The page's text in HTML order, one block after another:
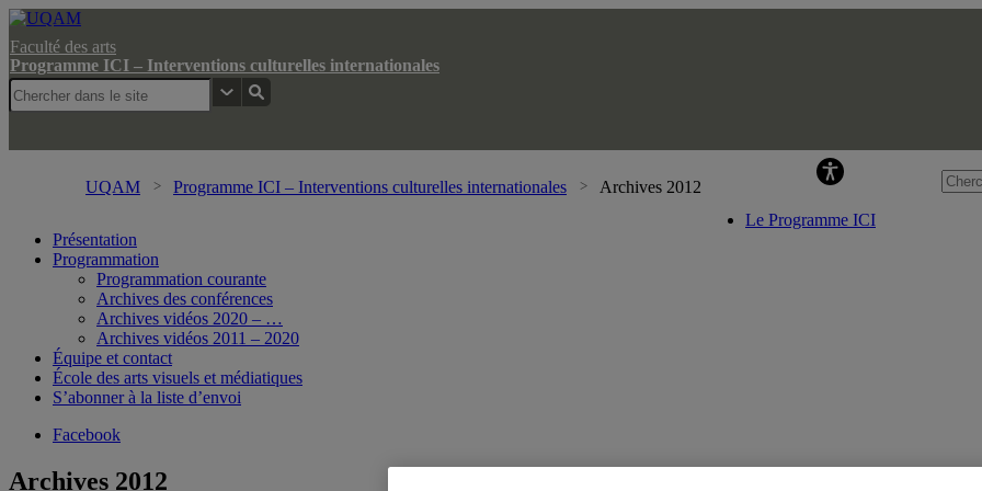
Faculté des arts
Programme ICI – Interventions culturelles internationales
UQAM Programme ICI – Interventions culturelles internationales Archives 2012
Le Programme ICI
Présentation
Programmation
Programmation courante
Archives des conférences
Archives vidéos 2020 – …
Archives vidéos 2011 – 2020
Équipe et contact
École des arts visuels et médiatiques
S’abonner à la liste d’envoi
Facebook
Archives 2012